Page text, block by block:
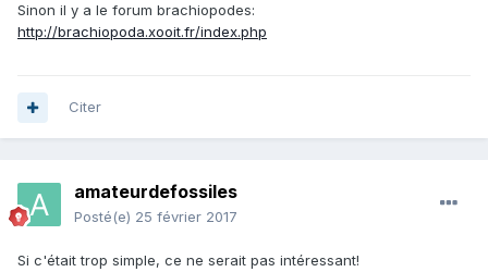
Sinon il y a le forum brachiopodes:
http://brachiopoda.xooit.fr/index.php
Citer
amateurdefossiles
Posté(e) 25 février 2017
Si c'était trop simple, ce ne serait pas intéressant!